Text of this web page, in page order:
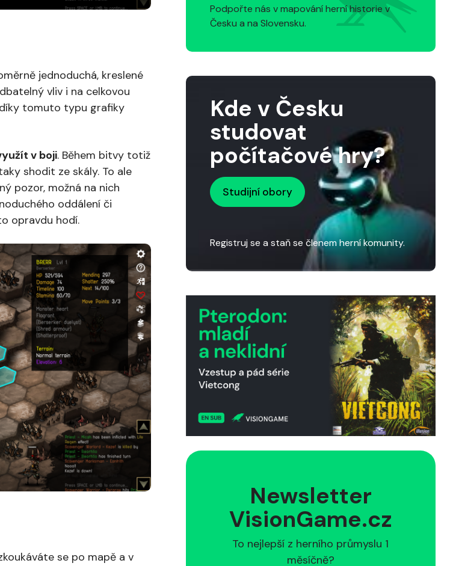
jednoduchá, kreslené
vliv i na celkovou
tomuto typu grafiky
v boji. Během bitvy totiž
shodit ze skály. To ale
pozor, možná na nich
oddálení či
opravdu hodí.
se po mapě a v
Podpořte nás v mapování herní historie v
Česku a na Slovensku.
Kde v Česku
studovat
počítačové hry?
Studijní obory
Registruj se a staň se členem herní komunity.
Newsletter
VisionGame.cz
To nejlepší z herního průmyslu 1
měsíčně?